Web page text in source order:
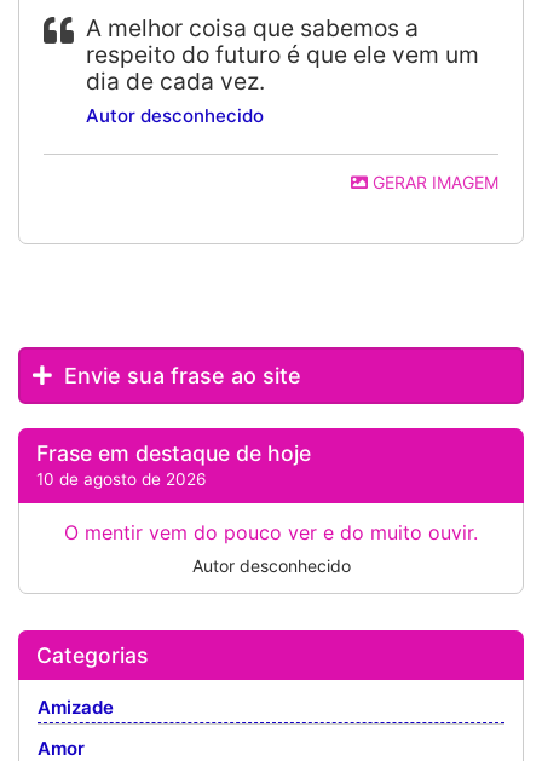
A melhor coisa que sabemos a
respeito do futuro é que ele vem um
dia de cada vez.
Autor desconhecido
GERAR IMAGEM
Envie sua frase ao site
Frase em destaque de hoje
10 de agosto de 2026
O mentir vem do pouco ver e do muito ouvir.
Autor desconhecido
Categorias
Amizade
Amor